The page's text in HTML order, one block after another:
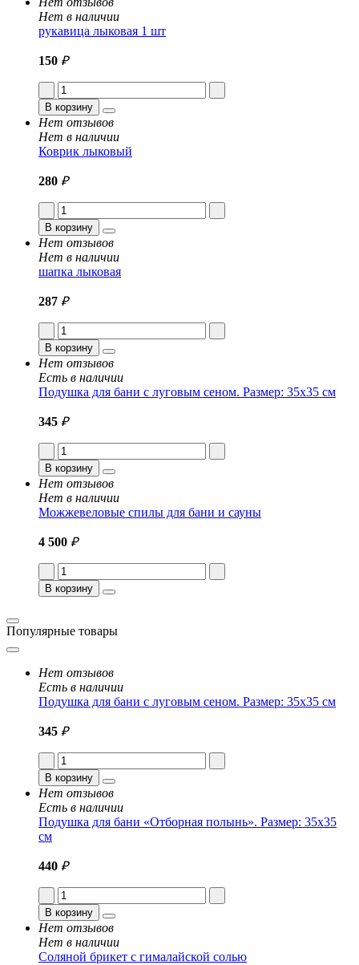
Нет в наличии
рукавица лыковая 1 шт
150 ₽
В корзину
Нет отзывов
Нет в наличии
Коврик лыковый
280 ₽
В корзину
Нет отзывов
Нет в наличии
шапка лыковая
287 ₽
В корзину
Нет отзывов
Есть в наличии
Подушка для бани с луговым сеном. Размер: 35x35 см
345 ₽
В корзину
Нет отзывов
Нет в наличии
Можжевеловые спилы для бани и сауны
4 500 ₽
В корзину
Популярные товары
Нет отзывов
Есть в наличии
Подушка для бани с луговым сеном. Размер: 35x35 см
345 ₽
В корзину
Нет отзывов
Есть в наличии
Подушка для бани «Отборная полынь». Размер: 35x35
см
440 ₽
В корзину
Нет отзывов
Нет в наличии
Соляной брикет с гималайской солью